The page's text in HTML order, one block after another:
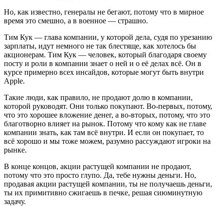
Но, как известно, генералы не бегают, потому что в мирное
время это смешно, а в военное — страшно.
Тим Кук — глава компании, у которой дела, судя по урезанию
зарплаты, идут немного не так блестяще, как хотелось бы
акционерам. Тим Кук — человек, который благодаря своему
посту и роли в компании знает о ней и о её делах всё. Он в
курсе примерно всех инсайдов, которые могут быть внутри
Apple.
Такие люди, как правило, не продают долю в компании,
которой руководят. Они только покупают. Во-первых, потому,
что это хорошее вложение денег, а во-вторых, потому, что это
благотворно влияет на рынок. Потому что кому как не главе
компании знать, как там всё внутри. И если он покупает, то
всё хорошо и мы тоже можем, разумно рассуждают игроки на
рынке.
В конце концов, акции растущей компании не продают,
потому что это просто глупо. Да, тебе нужны деньги. Но,
продавая акции растущей компании, ты не получаешь деньги,
ты их примитивно сжигаешь в печке, решая сиюминутную
задачу.